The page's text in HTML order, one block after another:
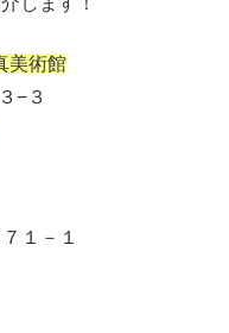
美術館
−３
１－１